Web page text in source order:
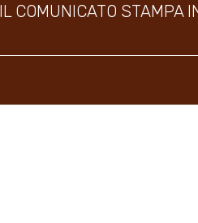
COMUNICATO STAMPA